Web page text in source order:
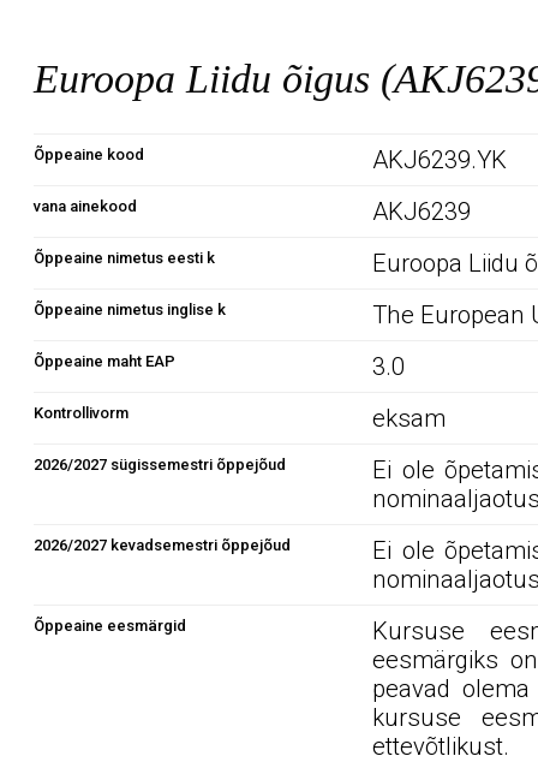
Euroopa Liidu õigus
Õppeaine kood AKJ6239.YK
vana ainekood AKJ6239
Õppeaine nimetus eesti k Euroopa Liidu
Õppeaine nimetus inglise k The European
Õppeaine maht EAP 3.0
Kontrollivorm eksam
2026/2027 sügissemestri õppejõud
Ei ole
2026/2027 kevadsemestri õppejõud
Ei ole
Õppeaine eesmärgid
Kursuse
eesmärgiks
peavad
kursuse
ettevõtlikust.